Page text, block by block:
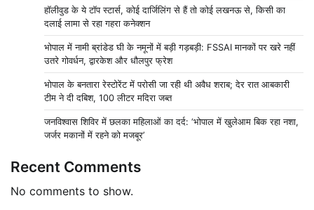
हॉलीवुड के ये टॉप स्टार्स, कोई दार्जिलिंग से हैं तो कोई लखनऊ से, किसी का
दलाई लामा से रहा गहरा कनेक्शन
भोपाल में नामी ब्रांडेड घी के नमूनों में बड़ी गड़बड़ी: FSSAI मानकों पर खरे नहीं
उतरे गोवर्धन, द्वारकेश और धौलपुर फ्रेश
भोपाल के बनतारा रेस्टोरेंट में परोसी जा रही थी अवैध शराब; देर रात आबकारी
टीम ने दी दबिश, 100 लीटर मदिरा जब्त
जनविश्वास शिविर में छलका महिलाओं का दर्द: ‘भोपाल में खुलेआम बिक रहा नशा,
जर्जर मकानों में रहने को मजबूर’
Recent Comments
No comments to show.